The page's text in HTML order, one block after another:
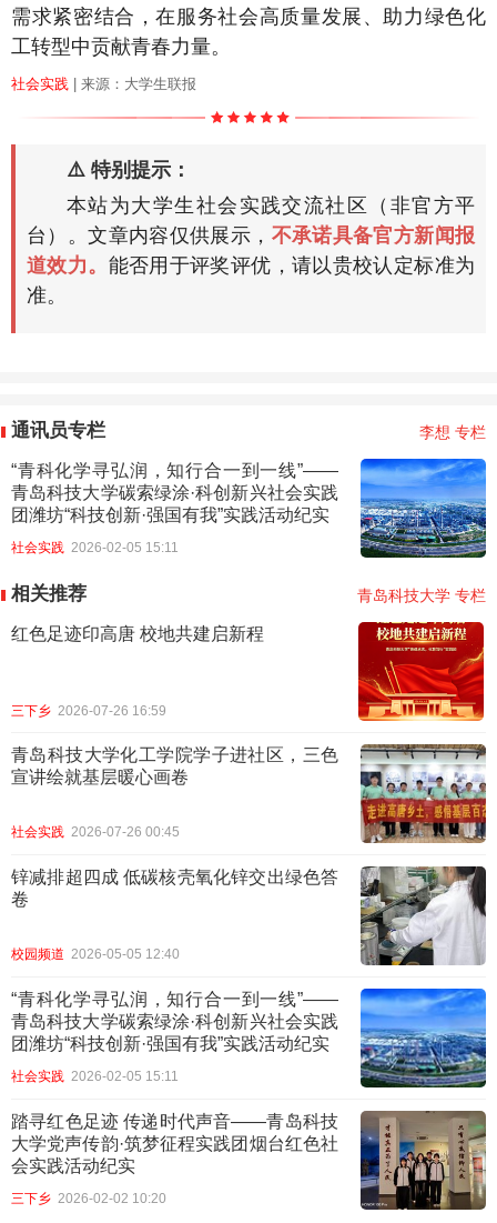
需求紧密结合，在服务社会高质量发展、助力绿色化
工转型中贡献青春力量。
社会实践 | 来源：大学生联报
⚠️ 特别提示：
本站为大学生社会实践交流社区（非官方平
台）。文章内容仅供展示， 不承诺具备官方新闻报
道效力。 能否用于评奖评优，请以贵校认定标准为
准。
通讯员专栏 李想 专栏
“青科化学寻弘润，知行合一到一线”——
青岛科技大学碳索绿涂·科创新兴社会实践
团潍坊“科技创新·强国有我”实践活动纪实
社会实践 2026-02-05 15:11
相关推荐 青岛科技大学 专栏
红色足迹印高唐 校地共建启新程
三下乡 2026-07-26 16:59
青岛科技大学化工学院学子进社区，三色
宣讲绘就基层暖心画卷
社会实践 2026-07-26 00:45
锌减排超四成 低碳核壳氧化锌交出绿色答
卷
校园频道 2026-05-05 12:40
“青科化学寻弘润，知行合一到一线”——
青岛科技大学碳索绿涂·科创新兴社会实践
团潍坊“科技创新·强国有我”实践活动纪实
社会实践 2026-02-05 15:11
踏寻红色足迹 传递时代声音——青岛科技
大学党声传韵·筑梦征程实践团烟台红色社
会实践活动纪实
三下乡 2026-02-02 10:20